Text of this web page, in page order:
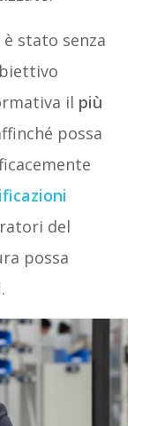
è stato senza
il più
possa
del
possa